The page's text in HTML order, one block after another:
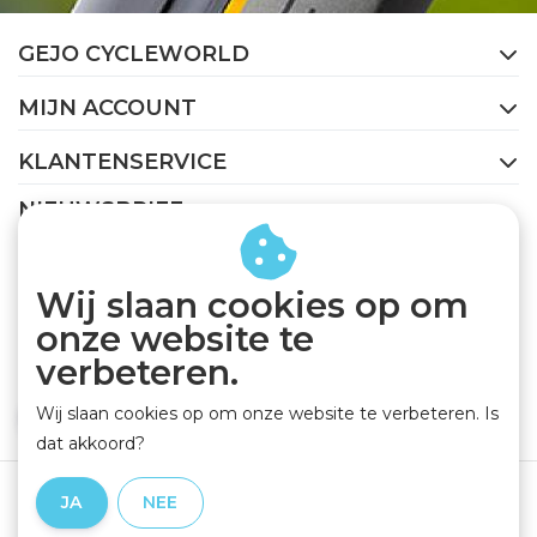
GEJO CYCLEWORLD
MIJN ACCOUNT
KLANTENSERVICE
NIEUWSBRIEF
Abonneer je op onze nieuwsbrief om op de hoogte te
ABONNEER
Algemene voorwaarden
Wij slaan cookies op om
onze website te
verbeteren.
Wij slaan cookies op om onze website te verbeteren. Is
dat akkoord?
JA NEE